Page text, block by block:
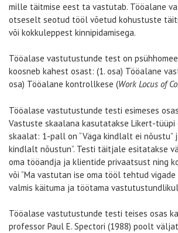
mille täitmise eest ta vastutab. Tööalane
otseselt seotud tööl võetud kohustuste
või kokkuleppest kinnipidamisega.
Tööalase vastutustunde test on
koosneb kahest osast: (1. osa) Tööalane
osa) Tööalane kontrollkese (Work Locus of
Tööalase vastutustunde testi esimeses
Vastuste skaalana kasutatakse Likert-
skaalat: 1-pall on “Väga kindlalt ei nõustu”
kindlalt nõustun”. Testi täitjale esitatakse
oma tööandja ja klientide privaatsust ning
või “Ma vastutan ise oma tööl tehtud vigade
valmis käituma ja töötama
Tööalase vastutustunde testi teises osas
professor Paul E. Spectori (1988) poolt